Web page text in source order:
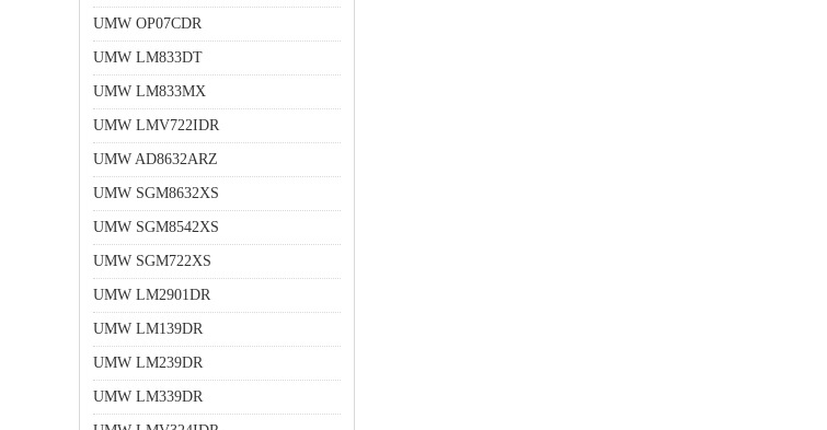
UMW OP07CDR
UMW LM833DT
UMW LM833MX
UMW LMV722IDR
UMW AD8632ARZ
UMW SGM8632XS
UMW SGM8542XS
UMW SGM722XS
UMW LM2901DR
UMW LM139DR
UMW LM239DR
UMW LM339DR